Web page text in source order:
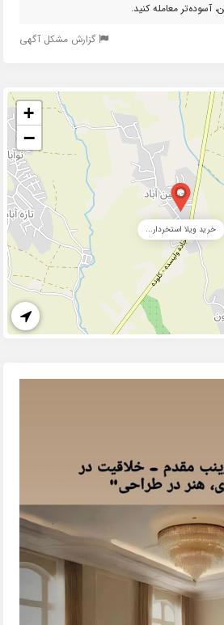
آسوده‌تر معامله کنید.
گزارش مشکل آگهی
خرید ویلا استخردار...
+
−